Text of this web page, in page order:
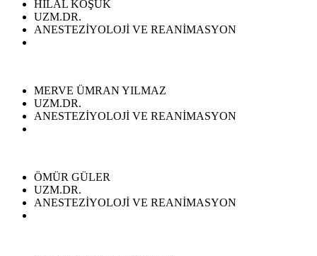
HİLAL KÖŞÜK
UZM.DR.
ANESTEZİYOLOJİ VE REANİMASYON
MERVE ÜMRAN YILMAZ
UZM.DR.
ANESTEZİYOLOJİ VE REANİMASYON
ÖMÜR GÜLER
UZM.DR.
ANESTEZİYOLOJİ VE REANİMASYON